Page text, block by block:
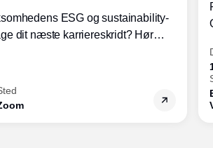
ESG og sustainability-
dit næste karriereskridt? Hør
forretningsudvikling - så du
samfund og bundlinje.